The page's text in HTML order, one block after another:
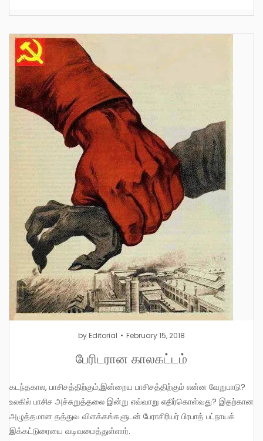
by Editorial February 15, 2018
பேரிடரான காலகட்டம்
கடந்தகால, பாசிசத்திற்கும்,இன்றைய பாசிசத்திற்கும் என்ன வேறுபாடு?
உலகில் பாசிச அச்சுறுத்தலை இன்று எவ்வாறு எதிர்கொள்வது? இதற்கான
அழுத்தமான தத்துவ விளக்கங்களுடன் பேராசிரியர் பிரபாத் பட்நாயக்
இக்கட்டுரையை வடிவமைத்துள்ளார்.